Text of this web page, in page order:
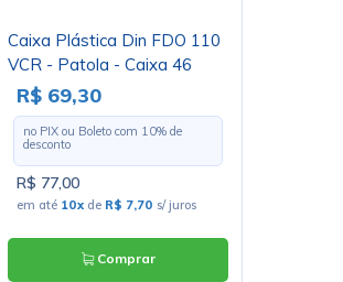
Caixa Plástica Din FDO 110
VCR - Patola - Caixa 46
R$ 69,30
no PIX ou Boleto com 10% de
desconto
R$ 77,00
em até 10x de R$ 7,70 s/ juros
Comprar